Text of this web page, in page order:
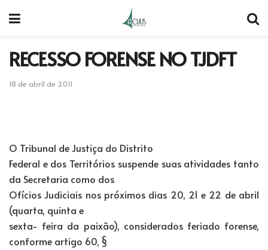
RECESSO FORENSE NO TJDFT
18 de abril de 2011
O Tribunal de Justiça do Distrito
Federal e dos Territórios suspende suas atividades tanto
da Secretaria como dos
Ofícios Judiciais nos próximos dias 20, 21 e 22 de abril
(quarta, quinta e
sexta- feira da paixão), considerados feriado forense,
conforme artigo 60, §